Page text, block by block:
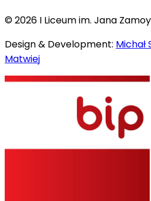
©2026 I Liceum im. Jana
Design & Development: Michał
Matwiej